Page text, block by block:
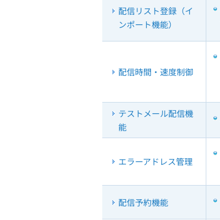
配信リスト登録（イ
ンポート機能）
配信時間・速度制御
テストメール配信機
能
エラーアドレス管理
配信予約機能